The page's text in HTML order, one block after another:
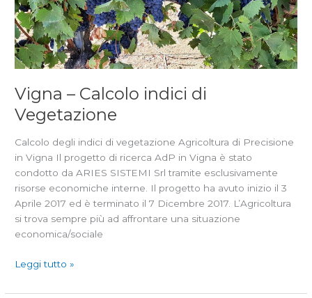
Vigna – Calcolo indici di
Vegetazione
Calcolo degli indici di vegetazione Agricoltura di Precisione
in Vigna Il progetto di ricerca AdP in Vigna è stato
condotto da ARIES SISTEMI Srl tramite esclusivamente
risorse economiche interne. Il progetto ha avuto inizio il 3
Aprile 2017 ed è terminato il 7 Dicembre 2017. L’Agricoltura
si trova sempre più ad affrontare una situazione
economica/sociale
Leggi tutto »